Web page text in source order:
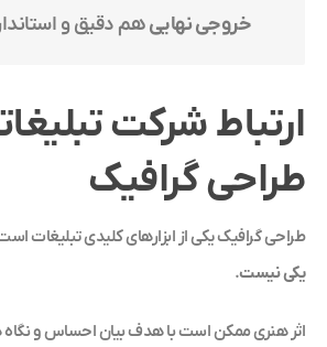
خروجی نهاییهم دقیق و
ارتباط شرکت
طراحی گرافیک
طراحی گرافیک یکی از ابزارهای کلیدی تبلیغات
یکی نیست.
اثر هنری ممکن است با هدف بیان احساس و نگاه